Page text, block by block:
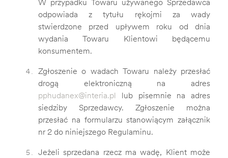
W przypadku Towaru używanego Sprzedawca
odpowiada z tytułu rękojmi za wady
stwierdzone przed upływem roku od dnia
wydania Towaru Klientowi będącemu
konsumentem.
Zgłoszenie o wadach Towaru należy przesłać
drogą elektroniczną na adres
pphudanex@interia.pl lub pisemnie na adres
siedziby Sprzedawcy. Zgłoszenie można
przesłać na formularzu stanowiącym załącznik
nr 2 do niniejszego Regulaminu.
Jeżeli sprzedana rzecz ma wadę, Klient może